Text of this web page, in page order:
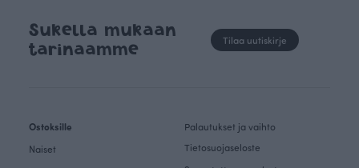
Sukella mukaan
tarinaamme
Tilaa uutiskirje
Ostoksille
Naiset
Palautukset ja vaihto
Tietosuojaseloste